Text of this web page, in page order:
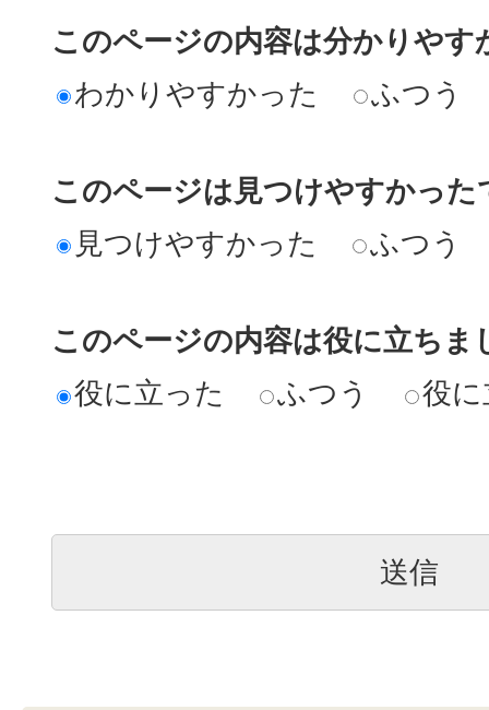
このページの内容は分かりやす
わかりやすかった
ふつう
このページは見つけやすかった
見つけやすかった
ふつう
このページの内容は役に立ちま
役に立った
ふつう 役